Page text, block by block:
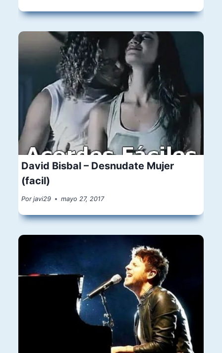
David Bisbal – Desnudate Mujer
(facil)
Por javi29 mayo 27, 2017